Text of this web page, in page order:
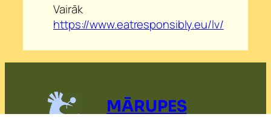
Vairāk
https://www.eatresponsibly.eu/lv/
MĀRUPES